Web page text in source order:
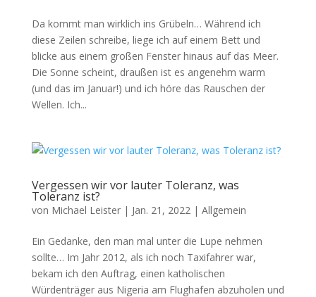
Da kommt man wirklich ins Grübeln… Während ich
diese Zeilen schreibe, liege ich auf einem Bett und
blicke aus einem großen Fenster hinaus auf das Meer.
Die Sonne scheint, draußen ist es angenehm warm
(und das im Januar!) und ich höre das Rauschen der
Wellen. Ich...
Vergessen wir vor lauter Toleranz, was
Toleranz ist?
von Michael Leister| Jan. 21, 2022| Allgemein
Ein Gedanke, den man mal unter die Lupe nehmen
sollte… Im Jahr 2012, als ich noch Taxifahrer war,
bekam ich den Auftrag, einen katholischen
Würdenträger aus Nigeria am Flughafen abzuholen und